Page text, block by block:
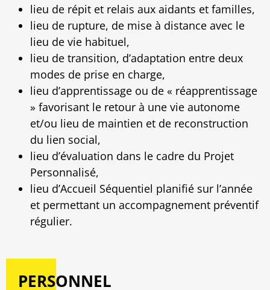
lieu de répit et relais aux aidants et familles,
lieu de rupture, de mise à distance avec le
lieu de vie habituel,
lieu de transition, d’adaptation entre deux
modes de prise en charge,
lieu d’apprentissage ou de « réapprentissage
» favorisant le retour à une vie autonome
et/ou lieu de maintien et de reconstruction
du lien social,
lieu d’évaluation dans le cadre du Projet
Personnalisé,
lieu d’Accueil Séquentiel planifié sur l’année
et permettant un accompagnement préventif
régulier.
PERSONNEL